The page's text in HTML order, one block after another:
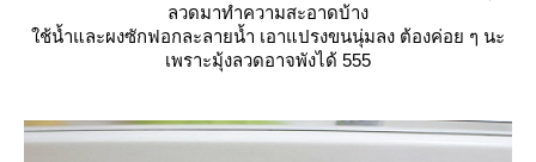
ลวดมาทำความสะอาดบ้าง
ช้น้ำและผงซักฟอกละลายน้ำ เอาแปรงขนนุ่มลง ต้องค่อย ๆ นะ
เพราะมุ้งลวดอาจพังได้ 555